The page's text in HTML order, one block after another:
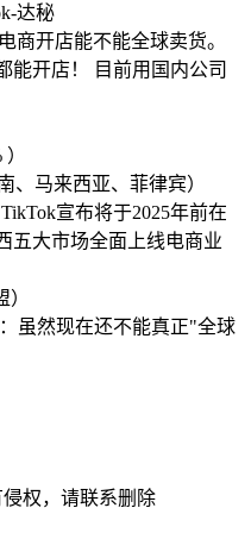
达秘
商开店能不能全球卖货。
能开店！ 目前用国内公司
、马来西亚、菲律宾）
宣布将于2025年前在
五大市场全面上线电商业
虽然现在还不能真正"全球
权，请联系删除